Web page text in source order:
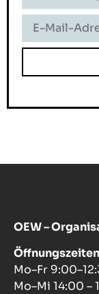
Cognome
E-
Mail-
Adresse
-
E-
OEW –
Öffnungszeiten
Mo–Fr
Mo–Mi 14:00 –